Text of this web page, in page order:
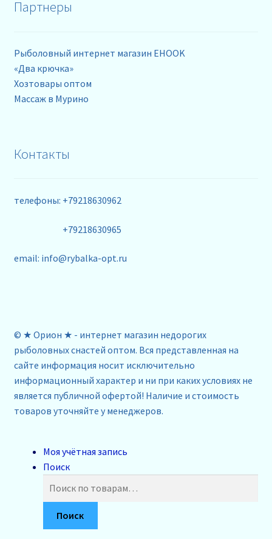
Партнеры
Рыболовный интернет магазин EHOOK
«Два крючка»
Хозтовары оптом
Массаж в Мурино
Контакты
телефоны: +79218630962
+79218630965
email: info@rybalka-opt.ru
© ★ Орион ★ - интернет магазин недорогих
рыболовных снастей оптом. Вся представленная на
сайте информация носит исключительно
информационный характер и ни при каких условиях не
является публичной офертой! Наличие и стоимость
товаров уточняйте у менеджеров.
Моя учётная запись
Поиск
Поиск